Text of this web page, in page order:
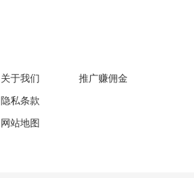
关于我们
隐私条款
网站地图
推广赚佣金